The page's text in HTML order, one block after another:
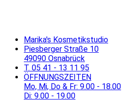
Marika's Kosmetikstudio
Piesberger Straße 10
49090 Osnabrück
T. 05 41 - 13 11 95
ÖFFNUNGSZEITEN
Mo, Mi, Do & Fr: 9.00 - 18.00
Di: 9.00 - 19.00